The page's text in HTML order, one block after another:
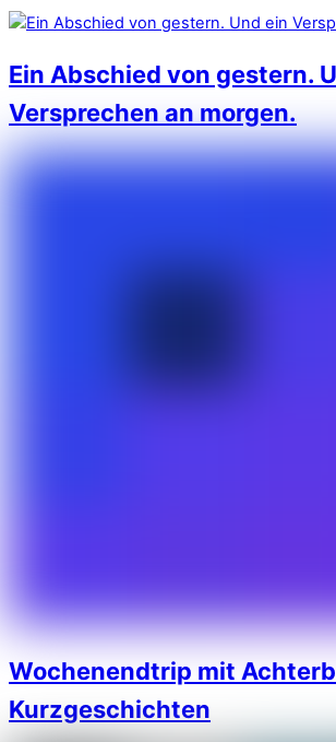
Ein Abschied von gestern.
Versprechen an morgen.
Wochenendtrip mit
Kurzgeschichten